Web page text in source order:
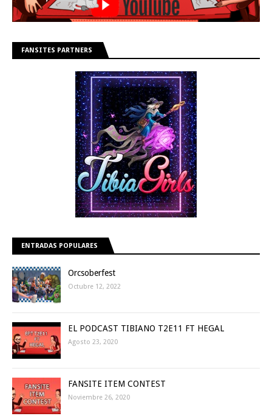
FANSITES PARTNERS
ENTRADAS POPULARES
Orcsoberfest
Octubre 12, 2022
EL PODCAST TIBIANO T2E11 FT HEGAL
Agosto 23, 2020
FANSITE ITEM CONTEST
Noviembre 26, 2020